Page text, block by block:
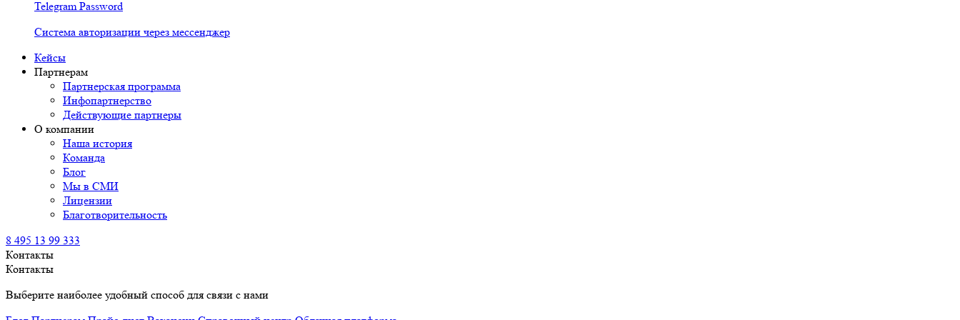
Telegram Password
Система авторизации через мессенджер
Кейсы
Партнерам
Партнерская программа
Инфопартнерство
Действующие партнеры
О компании
Наша история
Команда
Блог
Мы в СМИ
Лицензии
Благотворительность
8 495 13 99 333
Контакты
Контакты
Выберите наиболее удобный способ для связи с нами